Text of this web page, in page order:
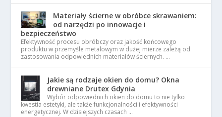
Materiały ścierne w obróbce skrawaniem:
od narzędzi po innowacje i
bezpieczeństwo
Efektywność procesu obróbczy oraz jakość końcowego
produktu w przemyśle metalowym w dużej mierze zależą od
zastosowania odpowiednich materiałów ściernych. …
Jakie są rodzaje okien do domu? Okna
drewniane Drutex Gdynia
Wybór odpowiednich okien do domu to nie tylko
kwestia estetyki, ale także funkcjonalności i efektywności
energetycznej. W dzisiejszych czasach …